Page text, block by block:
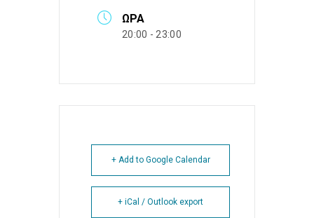
ΏΡΑ
20:00 - 23:00
+ Add to Google Calendar
+ iCal / Outlook export